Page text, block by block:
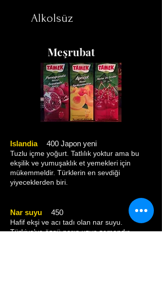
Alkolsüz
Meşrubat
Islandia 400 Japon yeni
Tuzlu içme yoğurt. Tatlılık yoktur ama bu
ekşilik ve yumuşaklık et yemekleri için
mükemmeldir. Türklerin en sevdiği
yiyeceklerden biri.
Nar suyu 450
Hafif ekşi ve acı tadı olan nar suyu.
Türkiye'ye özgü narın uzun zamandır